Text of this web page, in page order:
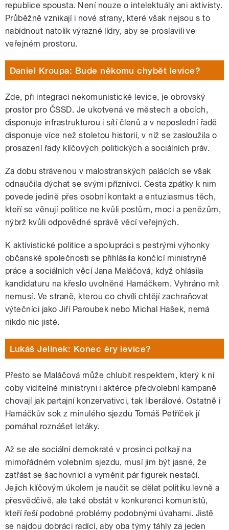
republice spousta. Není nouze o intelektuály ani aktivisty.
Průběžně vznikají i nové strany, které však nejsou s to
nabídnout natolik výrazné lídry, aby se proslavili ve
veřejném prostoru.
Daniel Kroupa: Bude někomu chybět levice?
Zde, při integraci nekomunistické levice, je obrovský
prostor pro ČSSD. Je ukotvená ve městech a obcích,
disponuje infrastrukturou i sítí členů a v neposlední řadě
disponuje více než stoletou historií, v níž se zasloužila o
prosazení řady klíčových politických a sociálních práv.
Za dobu strávenou v malostranských palácích se však
odnaučila dýchat se svými příznivci. Cesta zpátky k nim
povede jedině přes osobní kontakt a entuziasmus těch,
kteří se věnují politice ne kvůli postům, moci a penězům,
nýbrž kvůli odpovědné správě věcí veřejných.
K aktivistické politice a spolupráci s pestrými výhonky
občanské společnosti se přihlásila končící ministryně
práce a sociálních věcí Jana Maláčová, když ohlásila
kandidaturu na křeslo uvolněné Hamáčkem. Vyhráno mít
nemusí. Ve straně, kterou co chvíli chtějí zachraňovat
výtečníci jako Jiří Paroubek nebo Michal Hašek, nemá
nikdo nic jisté.
Lukáš Jelínek: Konec éry levice?
Přesto se Maláčová může chlubit respektem, který k ní
coby viditelné ministryni i aktérce předvolební kampaně
chovají jak partajní konzervativci, tak liberálové. Ostatně i
Hamáčkův sok z minulého sjezdu Tomáš Petříček jí
pomáhal roznášet letáky.
Až se ale sociální demokraté v prosinci potkají na
mimořádném volebním sjezdu, musí jim být jasné, že
zatřást se šachovnicí a vyměnit pár figurek nestačí.
Jejich klíčovým úkolem je naučit se dělat politiku levně a
přesvědčivě, ale také obstát v konkurenci komunistů,
kteří řeší podobné problémy podobnými úvahami. Jistě
se najdou dobráci radící, aby oba týmy táhly za jeden